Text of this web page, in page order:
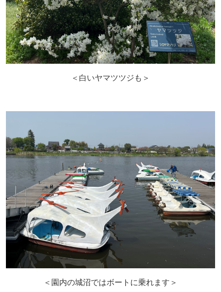
＜白いヤマツツジも＞
＜園内の城沼ではボートに乗れます＞